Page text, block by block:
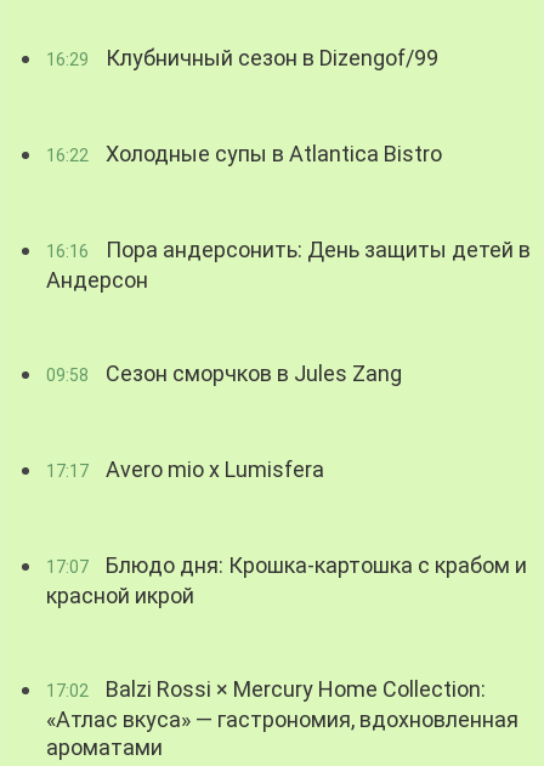
16:29 Клубничный сезон в Dizengof/99
16:22 Холодные супы в Atlantica Bistro
16:16
Пора андерсонить: День защиты детей в
Андерсон
09:58 Сезон сморчков в Jules Zang
17:17 Avero mio x Lumisfera
17:07
Блюдо дня: Крошка-картошка с крабом и
красной икрой
17:02
Balzi Rossi × Mercury Home Collection:
«Атлас вкуса» — гастрономия, вдохновленная
ароматами